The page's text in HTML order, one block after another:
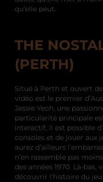
qu’elle peut.
THE
(PERTH)
Situé à Perth et ouvert
vidéo est le premier
Jessie Yeoh, une
particularité principale
interactif, il est possible
consoles et de jouer aux
aurez d’ailleurs
n’en rassemble pas
des années 1970. Là-
découvrir l’histoire du